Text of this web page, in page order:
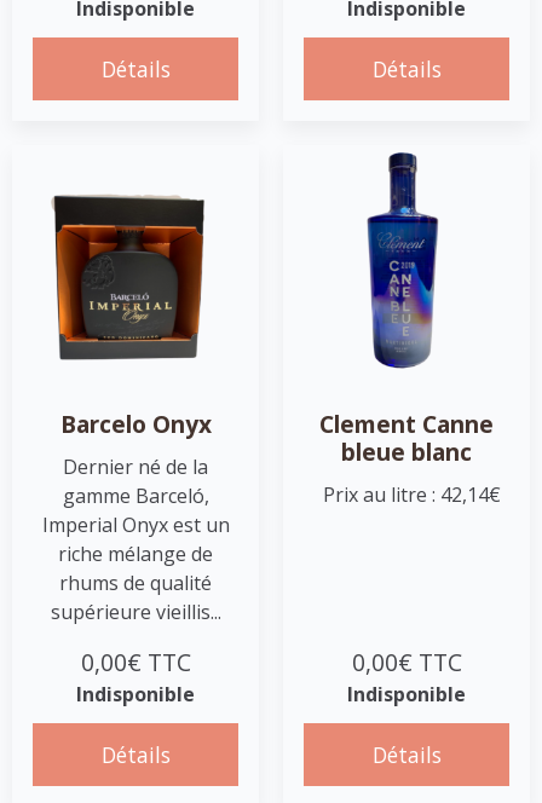
Indisponible
Détails
Indisponible
Détails
Barcelo Onyx
Dernier né de la
gamme Barceló,
Imperial Onyx est un
riche mélange de
rhums de qualité
supérieure vieillis...
0,00€ TTC
Indisponible
Détails
Clement Canne
bleue blanc
Prix au litre : 42,14€
0,00€ TTC
Indisponible
Détails